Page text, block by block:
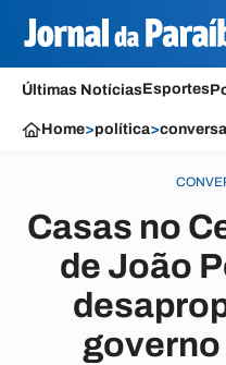
Últimas NotíciasEsportes
Home>política>
Casas no
de João